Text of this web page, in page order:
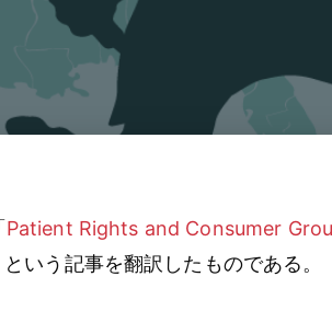
Patient Rights and Consumer
という記事を翻訳したものである。